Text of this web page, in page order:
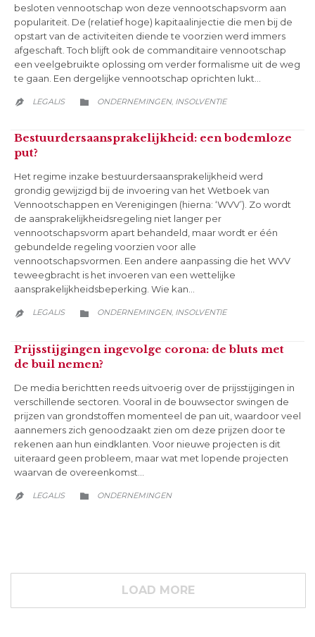
besloten vennootschap won deze vennootschapsvorm aan
populariteit. De (relatief hoge) kapitaalinjectie die men bij de
opstart van de activiteiten diende te voorzien werd immers
afgeschaft. Toch blijft ook de commanditaire vennootschap
een veelgebruikte oplossing om verder formalisme uit de weg
te gaan. Een dergelijke vennootschap oprichten lukt…
 LEGALIS  CATEGORY
ONDERNEMINGEN, INSOLVENTIE
Bestuurdersaansprakelijkheid: een bodemloze
put?
Het regime inzake bestuurdersaansprakelijkheid werd
grondig gewijzigd bij de invoering van het Wetboek van
Vennootschappen en Verenigingen (hierna: ‘WVV’). Zo wordt
de aansprakelijkheidsregeling niet langer per
vennootschapsvorm apart behandeld, maar wordt er één
gebundelde regeling voorzien voor alle
vennootschapsvormen. Een andere aanpassing die het WVV
teweegbracht is het invoeren van een wettelijke
aansprakelijkheidsbeperking. Wie kan…
 LEGALIS  CATEGORY
ONDERNEMINGEN, INSOLVENTIE
Prijsstijgingen ingevolge corona: de bluts met
de buil nemen?
De media berichtten reeds uitvoerig over de prijsstijgingen in
verschillende sectoren. Vooral in de bouwsector swingen de
prijzen van grondstoffen momenteel de pan uit, waardoor veel
aannemers zich genoodzaakt zien om deze prijzen door te
rekenen aan hun eindklanten. Voor nieuwe projecten is dit
uiteraard geen probleem, maar wat met lopende projecten
waarvan de overeenkomst…
 LEGALIS  CATEGORY
ONDERNEMINGEN
LOAD MORE